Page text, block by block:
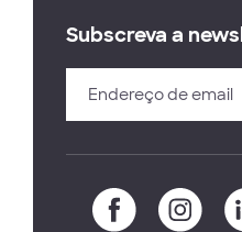
Subscreva a